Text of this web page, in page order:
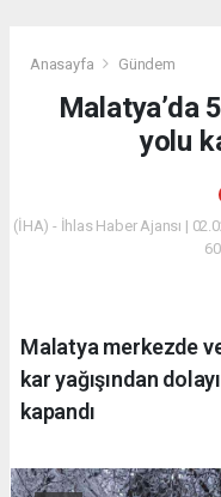
Anasayfa Gündem
Malatya’da
yolu
(İHA) - İhlas Haber Ajansı |
Malatya merkezde
kar yağışından
kapandı